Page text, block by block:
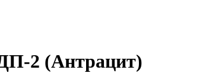
2 (Антрацит)